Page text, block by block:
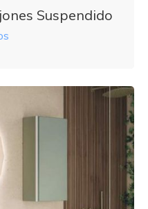
Suspendido